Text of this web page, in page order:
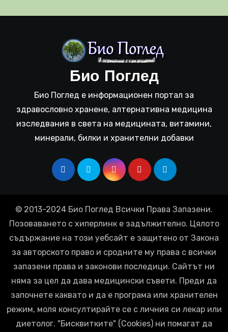
Био Поглед
Био Поглед е информационен портал за
здравословно хранене, алтернативна медицина
изследвания в света на медицината, витамини,
минерали, билки и хранителни добавки
© 2013-2024 Био Поглед Всички Права Запазени.
Позоваването с хиперлинк е задължително. Цялото
съдържание на този уебсайт е защитено от Закона
за авторското право и сродните му права с всички
запазени права и законови последици. Сайтът ни
няма за цел да дава медицински съвети. Преди да
започнете каквато и да е програма или хранителен
режим, моля консултирайте се с личния си лекар или
диетолог. "Бисквитките" (Cookies) ни помагат да